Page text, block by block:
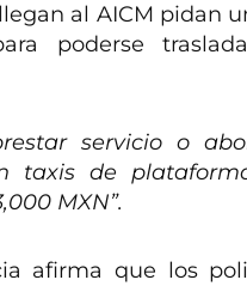
al AICM pidan
poderse
servicio o
taxis de
MXN”.
afirma que los